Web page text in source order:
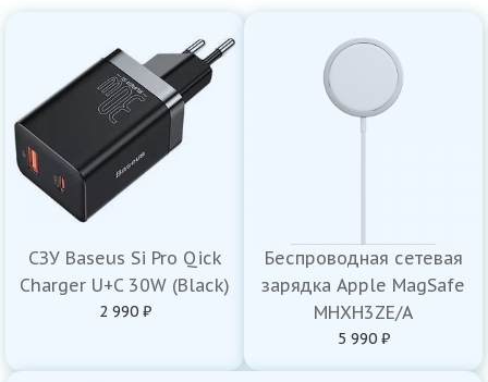
СЗУ Baseus Si Pro Qick
Charger U+C 30W (Black)
2 990 ₽
Беспроводная сетевая
зарядка Apple MagSafe
MHXH3ZE/A
5 990 ₽